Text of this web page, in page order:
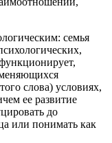
семья
слова) условиях,
ее развитие
до
или понимать как